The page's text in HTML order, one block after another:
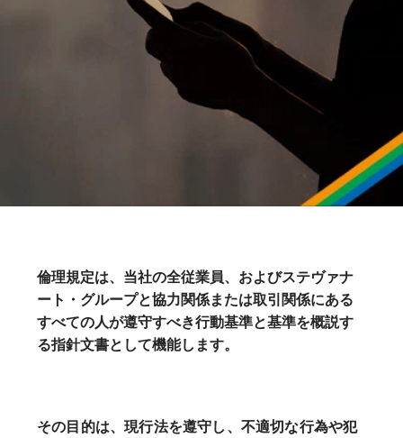
倫理規定は、当社の全従業員、およびステヴァナ
ート・グループと協力関係または取引関係にある
すべての人が遵守すべき行動基準と基準を概説す
る指針文書として機能します。
その目的は、現行法を遵守し、不適切な行為や犯